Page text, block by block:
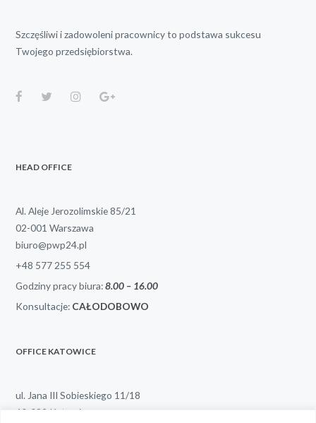
Szczęśliwi i zadowoleni pracownicy to podstawa sukcesu
Twojego przedsiębiorstwa.
HEAD OFFICE
Al. Aleje Jerozolimskie 85/21
02-001 Warszawa
biuro@pwp24.pl
+48 577 255 554
Godziny pracy biura:8.00 – 16.00
Konsultacje: CAŁODOBOWO
OFFICE KATOWICE
ul. Jana III Sobieskiego 11/18
40-082 Katowice